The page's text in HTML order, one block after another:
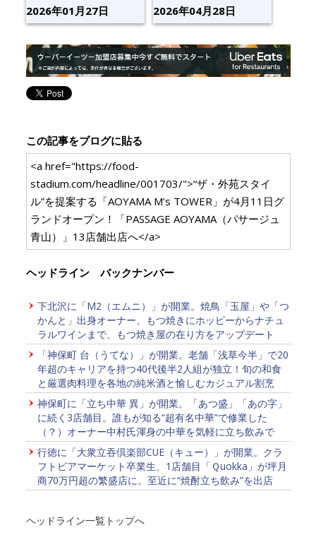
2026年01月27日 2026年04月28日
この記事をブログに貼る
<a href="https://food-
stadium.com/headline/001703/">“ザ・外苑スタイ
ル”を提案する「AOYAMA M’s TOWER」が4月11日グ
ランドオープン！「PASSAGE AOYAMA（パサージュ
青山）」13店舗出店へ</a>
ヘッドライン バックナンバー
下北沢に「M2（エムニ）」が開業。焼鳥「玉屋」や「つ
かんと」出身オーナー、もつ焼きにホッピーからナチュ
ラルワインまで、もつ焼き屋の在り方をアップデート
「神保町 台（うてな）」が開業。老舗「浅草今半」で20
年超のキャリアを持つ40代後半2人組が独立！旬の和食
と厳選肉料理を各地の純米酒と愉しむカジュアル割烹
神保町に「立ち中華 異」が開業。「あつ盛」「あの字」
に続く3店舗目。誰もが知る“超有名中華”で修業した
（？）オーナー中村氏渾身の中華を気軽に立ち飲みで
行徳に「大衆立吞倶楽部CUE（キュー）」が開業。クラ
フトビアマーケット卒業生、1店舗目「Ｑuokka」が坪月
商70万円超の繁盛店に。至近に“焼酎立ち飲み”を出店
ヘッドライン一覧トップへ